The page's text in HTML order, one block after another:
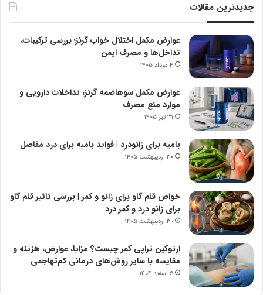
جدیدترین مقالات
عوارض مکمل اختلال خواب گرنز؛ بررسی ترکیبات،
تداخل‌ها و مصرف ایمن
۴ مرداد ۱۴۰۵
عوارض مکمل سوهاضمه گرنز، تداخلات دارویی و
موارد منع مصرف
۳۱ تیر ۱۴۰۵
بامیه برای زانودرد | فواید بامیه برای درد مفاصل
۳۰ اردیبهشت ۱۴۰۵
خواص قلم گاو برای زانو و کمر | بررسی تاثیر قلم گاو
برای زانو درد و کمر درد
۳۰ اردیبهشت ۱۴۰۵
ارتوکین تراپی کمر چیست؟ مزایا، عوارض، هزینه و
مقایسه با سایر روش‌های درمانی کم‌تهاجمی
۶ اسفند ۱۴۰۴